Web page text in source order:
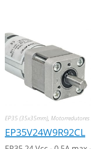
EP35 (35x35mm),
EP35V24W9R92CL